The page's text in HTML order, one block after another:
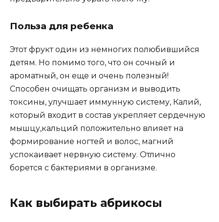
Польза для ребенка
Этот фрукт один из немногих полюбившийся
детям. Но помимо того, что он сочный и
ароматный, он еще и очень полезный!
Способен очищать организм и выводить
токсины, улучшает иммунную систему, Калий,
который входит в состав укрепляет сердечную
мышцу,кальций положительно влияет на
формирование ногтей и волос, магний
успокаивает нервную систему. Отлично
борется с бактериями в организме.
Как выбирать абрикосы